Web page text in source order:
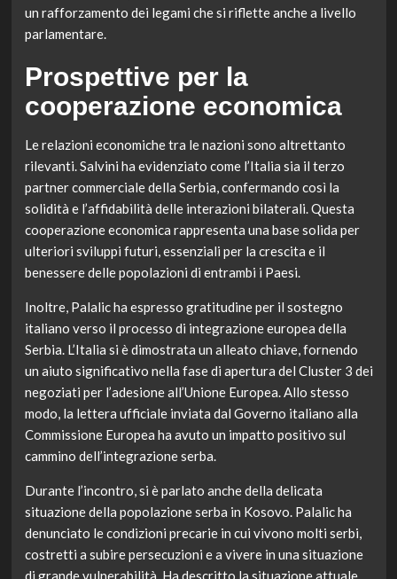
un rafforzamento dei legami che si riflette anche a livello
parlamentare.
Prospettive per la
cooperazione economica
Le relazioni economiche tra le nazioni sono altrettanto
rilevanti. Salvini ha evidenziato come l’Italia sia il terzo
partner commerciale della Serbia, confermando così la
solidità e l’affidabilità delle interazioni bilaterali. Questa
cooperazione economica rappresenta una base solida per
ulteriori sviluppi futuri, essenziali per la crescita e il
benessere delle popolazioni di entrambi i Paesi.
Inoltre, Palalic ha espresso gratitudine per il sostegno
italiano verso il processo di integrazione europea della
Serbia. L’Italia si è dimostrata un alleato chiave, fornendo
un aiuto significativo nella fase di apertura del Cluster 3 dei
negoziati per l’adesione all’Unione Europea. Allo stesso
modo, la lettera ufficiale inviata dal Governo italiano alla
Commissione Europea ha avuto un impatto positivo sul
cammino dell’integrazione serba.
Durante l’incontro, si è parlato anche della delicata
situazione della popolazione serba in Kosovo. Palalic ha
denunciato le condizioni precarie in cui vivono molti serbi,
costretti a subire persecuzioni e a vivere in una situazione
di grande vulnerabilità. Ha descritto la situazione attuale